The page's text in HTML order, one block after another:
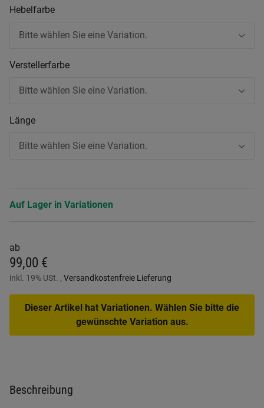
Hebelfarbe
Bitte wählen Sie eine Variation.
Verstellerfarbe
Bitte wählen Sie eine Variation.
Länge
Bitte wählen Sie eine Variation.
Auf Lager in Variationen
ab
99,00 €
inkl. 19% USt. , Versandkostenfreie Lieferung
Dieser Artikel hat Variationen. Wählen Sie bitte die
gewünschte Variation aus.
Beschreibung